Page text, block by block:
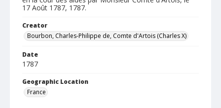
17 Août 1787, 1787.
Creator
Bourbon, Charles-Philippe de, Comte d'Artois (Charles X)
Date
1787
Geographic Location
France